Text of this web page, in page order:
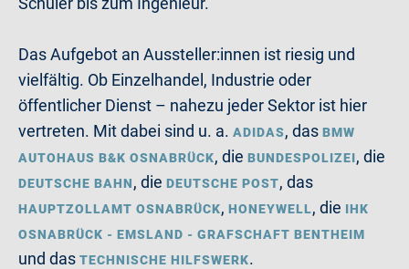
Das Aufgebot an Aussteller:innen ist riesig und
vielfältig. Ob Einzelhandel, Industrie oder
öffentlicher Dienst – nahezu jeder Sektor ist hier
vertreten. Mit dabei sind u. a. ADIDAS, das BMW
AUTOHAUS B&K OSNABRÜCK, die BUNDESPOLIZEI, die
DEUTSCHE BAHN, die DEUTSCHE POST, das
HAUPTZOLLAMT OSNABRÜCK, HONEYWELL, die IHK
OSNABRÜCK - EMSLAND - GRAFSCHAFT BENTHEIM
und das TECHNISCHE HILFSWERK.